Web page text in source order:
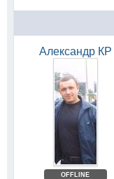
Александр КР
OFFLINE